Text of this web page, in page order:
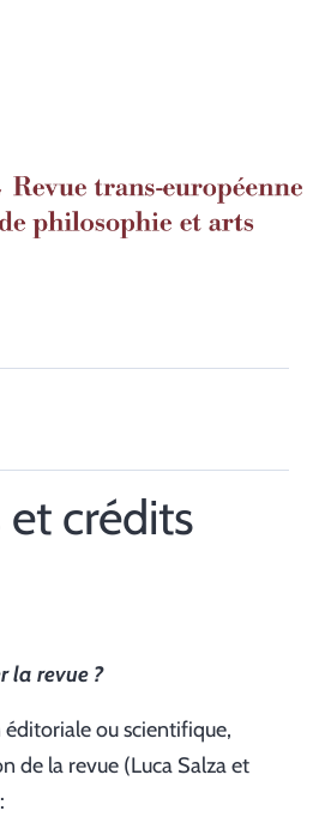
crédits
la revue ?
ou scientifique,
de la revue (Luca Salza et